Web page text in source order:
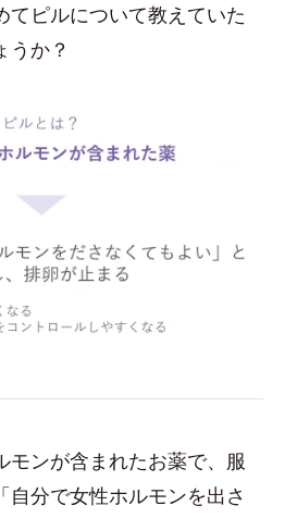
てピルについて教えていた
うか？
モンが含まれたお薬で、服
自分で女性ホルモンを出さ